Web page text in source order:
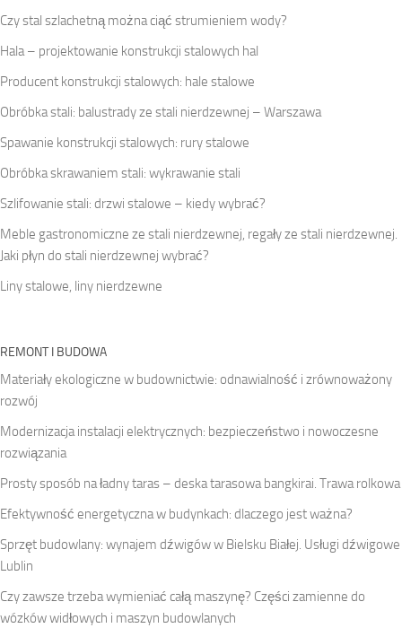
Czy stal szlachetną można ciąć strumieniem wody?
Hala – projektowanie konstrukcji stalowych hal
Producent konstrukcji stalowych: hale stalowe
Obróbka stali: balustrady ze stali nierdzewnej – Warszawa
Spawanie konstrukcji stalowych: rury stalowe
Obróbka skrawaniem stali: wykrawanie stali
Szlifowanie stali: drzwi stalowe – kiedy wybrać?
Meble gastronomiczne ze stali nierdzewnej, regały ze stali nierdzewnej.
Jaki płyn do stali nierdzewnej wybrać?
Liny stalowe, liny nierdzewne
REMONT I BUDOWA
Materiały ekologiczne w budownictwie: odnawialność i zrównoważony
rozwój
Modernizacja instalacji elektrycznych: bezpieczeństwo i nowoczesne
rozwiązania
Prosty sposób na ładny taras – deska tarasowa bangkirai. Trawa rolkowa
Efektywność energetyczna w budynkach: dlaczego jest ważna?
Sprzęt budowlany: wynajem dźwigów w Bielsku Białej. Usługi dźwigowe
Lublin
Czy zawsze trzeba wymieniać całą maszynę? Części zamienne do
wózków widłowych i maszyn budowlanych